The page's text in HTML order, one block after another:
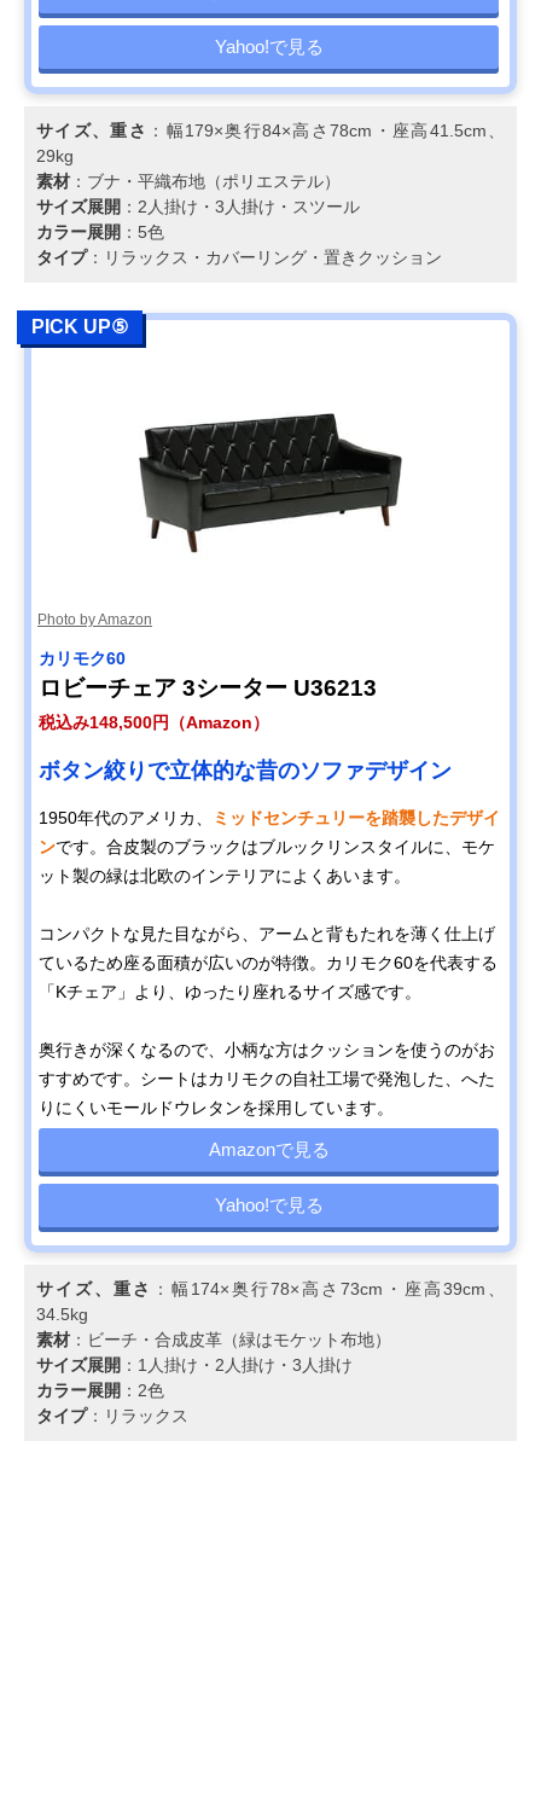
Yahoo!で見る
サイズ、重さ ：幅179×奥行84×高さ78cm・座高41.5cm、
29kg
素材 ：ブナ・平織布地（ポリエステル）
サイズ展開 ：2人掛け・3人掛け・スツール
カラー展開 ：5色
タイプ：リラックス・カバーリング・置きクッション
PICK UP⑤
Photo by Amazon
カリモク60
ロビーチェア 3シーター U36213
税込み148,500円（Amazon）
ボタン絞りで立体的な昔のソファデザイン
1950年代のアメリカ、
ミッドセンチュリーを踏襲したデザイ
ンです。合皮製のブラックはブルックリンスタイルに、モケ
ット製の緑は北欧のインテリアによくあいます。
コンパクトな見た目ながら、アームと背もたれを薄く仕上げ
ているため座る面積が広いのが特徴。カリモク60を代表する
「Kチェア」より、ゆったり座れるサイズ感です。
奥行きが深くなるので、小柄な方はクッションを使うのがお
すすめです。シートはカリモクの自社工場で発泡した、へた
りにくいモールドウレタンを採用しています。
Amazonで見る
Yahoo!で見る
サイズ、重さ
：幅174×奥行78×高さ73cm・座高39cm、
34.5kg
素材 ：ビーチ・合成皮革（緑はモケット布地）
サイズ展開 ：1人掛け・2人掛け・3人掛け
カラー展開 ：2色
タイプ：リラックス